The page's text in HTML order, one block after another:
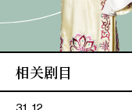
相关剧目